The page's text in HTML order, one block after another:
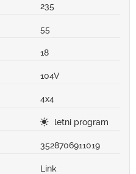
235
55
18
104V
4x4
letni program
3528706911019
Link